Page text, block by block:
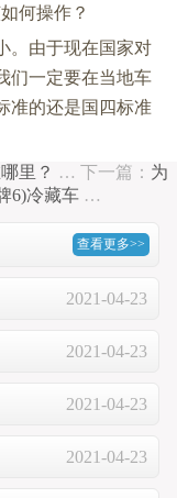
。由于现在国家对
们一定要在当地车
准的还是国四标准
里？ … 下一篇： 为
6)冷藏车 …
查看更多>>
2021-04-23
2021-04-23
2021-04-23
2021-04-23